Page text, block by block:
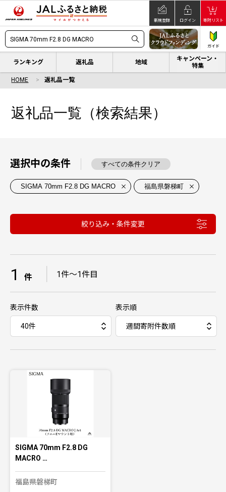
新規登録 ログイン 寄附リスト
ガイド
ランキング 返礼品 地域
キャンペーン・
特集
HOME 返礼品一覧
返礼品一覧（検索結果）
選択中の条件 すべての条件クリア
SIGMA 70mm F2.8 DG MACRO 福島県磐梯町
絞り込み・条件変更
1 件 1件〜1件目
表示件数 表示順
SIGMA 70mm F2.8 DG
MACRO …
福島県磐梯町